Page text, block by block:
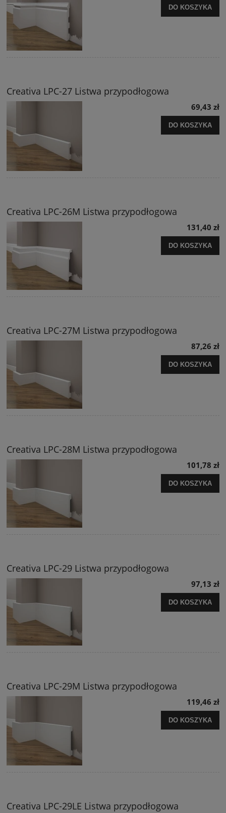
DO KOSZYKA
Creativa LPC-27 Listwa przypodłogowa
69,43 zł
DO KOSZYKA
Creativa LPC-26M Listwa przypodłogowa
131,40 zł
DO KOSZYKA
Creativa LPC-27M Listwa przypodłogowa
87,26 zł
DO KOSZYKA
Creativa LPC-28M Listwa przypodłogowa
101,78 zł
DO KOSZYKA
Creativa LPC-29 Listwa przypodłogowa
97,13 zł
DO KOSZYKA
Creativa LPC-29M Listwa przypodłogowa
119,46 zł
DO KOSZYKA
Creativa LPC-29LE Listwa przypodłogowa